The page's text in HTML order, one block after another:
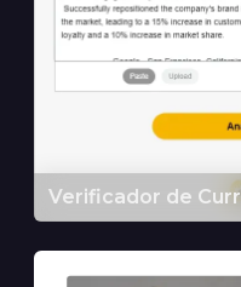
Verificador de